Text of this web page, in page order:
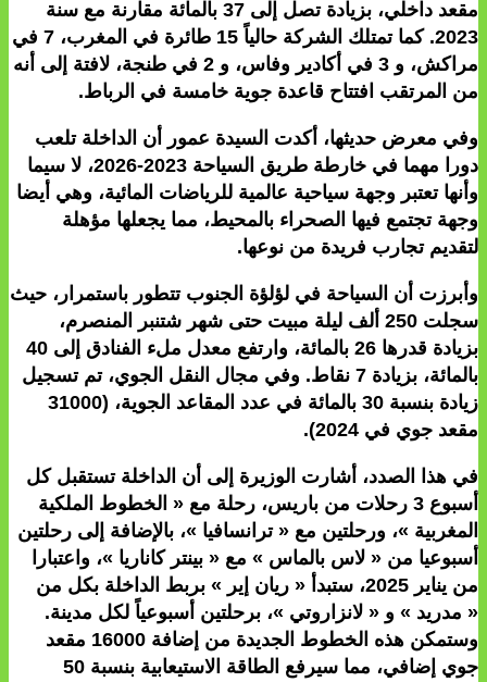
مقعد داخلي، بزيادة تصل إلى 37 بالمائة مقارنة مع سنة
2023. كما تمتلك الشركة حالياً 15 طائرة في المغرب، 7 في
مراكش، و 3 في أكادير وفاس، و 2 في طنجة، لافتة إلى أنه
من المرتقب افتتاح قاعدة جوية خامسة في الرباط.
وفي معرض حديثها، أكدت السيدة عمور أن الداخلة تلعب
دورا مهما في خارطة طريق السياحة 2023-2026، لا سيما
وأنها تعتبر وجهة سياحية عالمية للرياضات المائية، وهي أيضا
وجهة تجتمع فيها الصحراء بالمحيط، مما يجعلها مؤهلة
لتقديم تجارب فريدة من نوعها.
وأبرزت أن السياحة في لؤلؤة الجنوب تتطور باستمرار، حيث
سجلت 250 ألف ليلة مبيت حتى شهر شتنبر المنصرم،
بزيادة قدرها 26 بالمائة، وارتفع معدل ملء الفنادق إلى 40
بالمائة، بزيادة 7 نقاط. وفي مجال النقل الجوي، تم تسجيل
زيادة بنسبة 30 بالمائة في عدد المقاعد الجوية، (31000
مقعد جوي في 2024).
في هذا الصدد، أشارت الوزيرة إلى أن الداخلة تستقبل كل
أسبوع 3 رحلات من باريس، رحلة مع « الخطوط الملكية
المغربية »، ورحلتين مع « ترانسافيا »، بالإضافة إلى رحلتين
أسبوعيا من « لاس بالماس » مع « بينتر كاناريا »، واعتبارا
من يناير 2025، ستبدأ « ريان إير » بربط الداخلة بكل من
« مدريد » و « لانزاروتي »، برحلتين أسبوعياً لكل مدينة.
وستمكن هذه الخطوط الجديدة من إضافة 16000 مقعد
جوي إضافي، مما سيرفع الطاقة الاستيعابية بنسبة 50